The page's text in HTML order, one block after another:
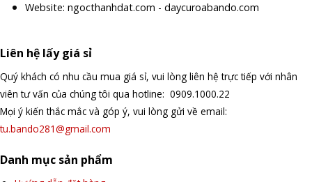
Website: ngocthanhdat.com - daycuroabando.com
Liên hệ lấy giá sỉ
Quý khách có nhu cầu mua giá sỉ, vui lòng liên hệ trực tiếp với nhân
viên tư vấn của chúng tôi qua hotline: 0909.1000.22
Mọi ý kiến thắc mắc và góp ý, vui lòng gửi về email:
tu.bando281@gmail.com
Danh mục sản phẩm